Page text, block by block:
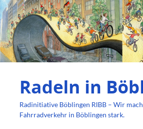
Radeln in
Radinitiative Böblingen RIBB – Wir
Fahrradverkehr in Böblingen stark.